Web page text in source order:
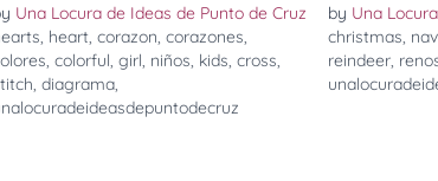
Una Locura de Ideas de Punto de Cruz
, heart, corazon, corazones,
, colorful, girl, niños, kids, cross,
, diagrama,
by Una
christmas,
reindeer,